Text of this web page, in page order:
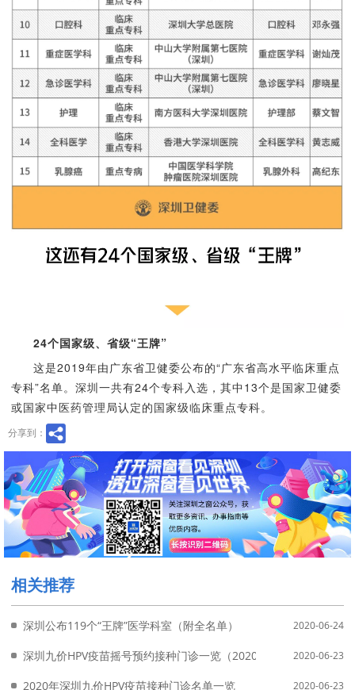
24个国家级、省级“王牌”
这是2019年由广东省卫健委公布的“广东省高水平临床重点
专科”名单。深圳一共有24个专科入选，其中13个是国家卫健委
或国家中医药管理局认定的国家级临床重点专科。
分享到：
相关推荐
深圳公布119个“王牌”医学科室（附全名单） 2020-06-24
深圳九价HPV疫苗摇号预约接种门诊一览（2020年6月更新）2020-06-23
2020年深圳九价HPV疫苗接种门诊名单一览 2020-06-23